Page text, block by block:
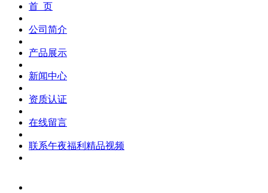
首 页
公司简介
产品展示
新闻中心
资质认证
在线留言
联系午夜福利精品视频